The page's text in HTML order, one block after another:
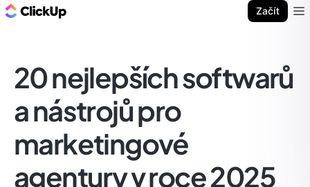
Začít
20 nejlepších softwarů
a nástrojů pro
marketingové
agentury v roce 2025